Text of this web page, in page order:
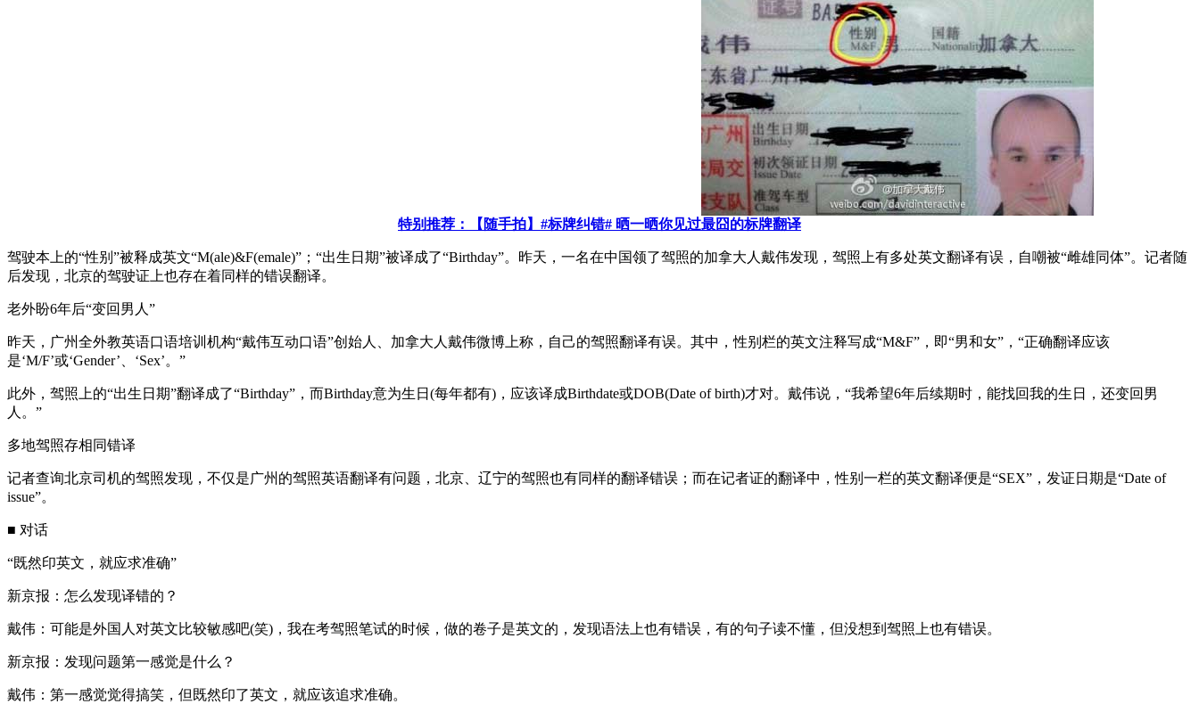
特别推荐：【随手拍】#标牌纠错# 晒一晒你见过最囧的标牌翻译
驾驶本上的“性别”被释成英文“M(ale)&F(emale)”；“出生日期”被译成了“Birthday”。昨天，一名在中国领了驾照的加拿大人戴伟发现，驾照上有多处英文翻译有误，自嘲被“雌雄同体”。记者随
后发现，北京的驾驶证上也存在着同样的错误翻译。
老外盼6年后“变回男人”
昨天，广州全外教英语口语培训机构“戴伟互动口语”创始人、加拿大人戴伟微博上称，自己的驾照翻译有误。其中，性别栏的英文注释写成“M&F”，即“男和女”，“正确翻译应该
是‘M/F’或‘Gender’、‘Sex’。”
此外，驾照上的“出生日期”翻译成了“Birthday”，而Birthday意为生日(每年都有)，应该译成Birthdate或DOB(Date of birth)才对。戴伟说，“我希望6年后续期时，能找回我的生日，还变回男
人。”
多地驾照存相同错译
记者查询北京司机的驾照发现，不仅是广州的驾照英语翻译有问题，北京、辽宁的驾照也有同样的翻译错误；而在记者证的翻译中，性别一栏的英文翻译便是“SEX”，发证日期是“Date of
issue”。
■ 对话
“既然印英文，就应求准确”
新京报：怎么发现译错的？
戴伟：可能是外国人对英文比较敏感吧(笑)，我在考驾照笔试的时候，做的卷子是英文的，发现语法上也有错误，有的句子读不懂，但没想到驾照上也有错误。
新京报：发现问题第一感觉是什么？
戴伟：第一感觉觉得搞笑，但既然印了英文，就应该追求准确。